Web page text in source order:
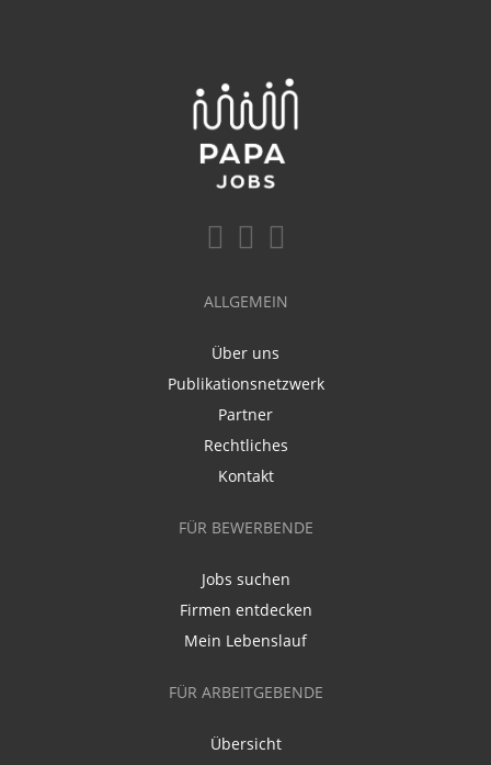
ALLGEMEIN
Über uns
Publikationsnetzwerk
Partner
Rechtliches
Kontakt
FÜR BEWERBENDE
Jobs suchen
Firmen entdecken
Mein Lebenslauf
FÜR ARBEITGEBENDE
Übersicht